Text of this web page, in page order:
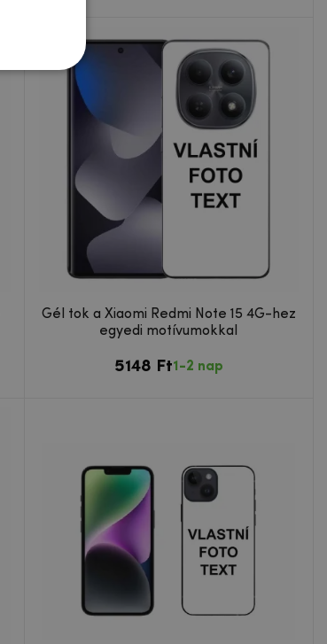
Gél tok a Xiaomi Redmi Note 15 4G-hez
egyedi motívumokkal
5148 Ft1-2 nap